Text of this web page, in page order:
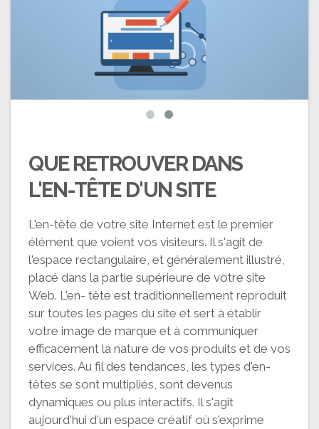
QUE RETROUVER DANS
L'EN-TÊTE D'UN SITE
L'en-tête de votre site Internet est le premier
élément que voient vos visiteurs. Il s'agit de
l'espace rectangulaire, et généralement illustré,
placé dans la partie supérieure de votre site
Web. L'en- tête est traditionnellement reproduit
sur toutes les pages du site et sert à établir
votre image de marque et à communiquer
efficacement la nature de vos produits et de vos
services. Au fil des tendances, les types d'en-
têtes se sont multipliés, sont devenus
dynamiques ou plus interactifs. Il s'agit
aujourd'hui d'un espace créatif où s'exprime